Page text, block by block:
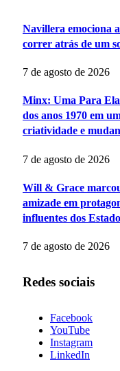
Navillera emociona
correr atrás de um
7 de agosto de 2026
Minx: Uma Para
dos anos 1970 em
criatividade e
7 de agosto de 2026
Will & Grace
amizade em
influentes dos
7 de agosto de 2026
Redes sociais
Facebook
YouTube
Instagram
LinkedIn